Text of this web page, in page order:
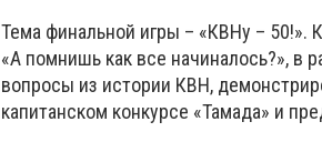
Тема финальной игры – «КВНу – 50!».
«А помнишь как все начиналось?», в
вопросы из истории КВН,
капитанском конкурсе «Тамада» и